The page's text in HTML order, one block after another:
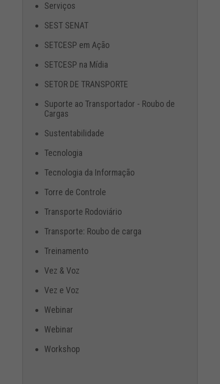
Serviços
SEST SENAT
SETCESP em Ação
SETCESP na Mídia
SETOR DE TRANSPORTE
Suporte ao Transportador - Roubo de
Cargas
Sustentabilidade
Tecnologia
Tecnologia da Informação
Torre de Controle
Transporte Rodoviário
Transporte: Roubo de carga
Treinamento
Vez & Voz
Vez e Voz
Webinar
Webinar
Workshop